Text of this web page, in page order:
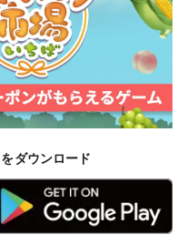
ダウンロード